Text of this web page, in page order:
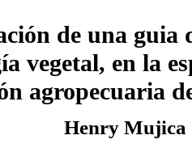
de una guia
vegetal, en la
agropecuaria
Henry Mujica